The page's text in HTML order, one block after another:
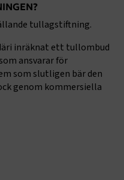
tullagstiftning.
inräknat ett tullombud
ansvarar för
som slutligen bär den
genom kommersiella